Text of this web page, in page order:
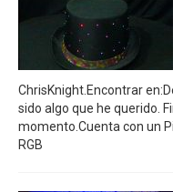
ChrisKnight.Encontrar
sido algo que he querido.
momento.Cuenta con un
RGB